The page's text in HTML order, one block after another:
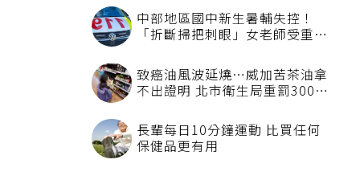
中部地區國中新生暑輔失控！
「折斷掃把刺眼」女老師受重傷
致癌油風波延燒…威加苦茶油拿
不出證明 北市衛生局重罰300萬
長輩每日10分鐘運動 比買任何